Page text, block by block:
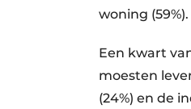
woning
Een kwart
moesten
(24%) en de